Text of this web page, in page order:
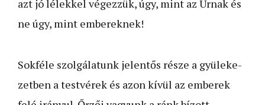
azt jó lélekkel végezzük, úgy, mint az Úrnak és
ne úgy, mint embereknek!
Sokféle szolgálatunk jelentős része a gyüleke­
zetben a testvérek és azon kívül az emberek